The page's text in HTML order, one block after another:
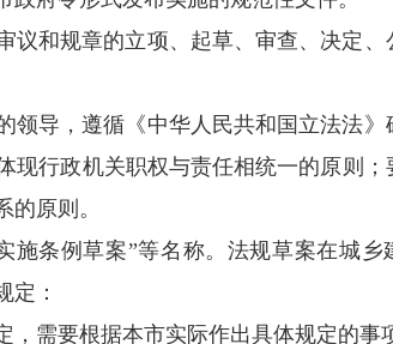
第一章
总则
规草案拟定和规章制定程序，
章制定程序条例》等有关法律
下简称“法规草案”) 是指由本市
草案。